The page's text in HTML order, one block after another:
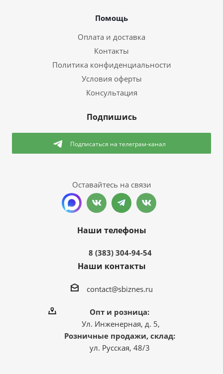
Помощь
Оплата и доставка
Контакты
Политика конфиденциальности
Условия оферты
Консультация
Подпишись
Подписаться на телеграм-канал
Оставайтесь на связи
Наши телефоны
8 (383) 304-94-54
Наши контакты
contact@sbiznes.ru
Опт и розница:
Ул. Инженерная, д. 5,
Розничные продажи, склад:
ул. Русская, 48/3